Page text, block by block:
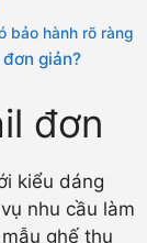
bảo hành rõ ràng
giản?
đơn
kiểu dáng
nhu cầu làm
ghế thu